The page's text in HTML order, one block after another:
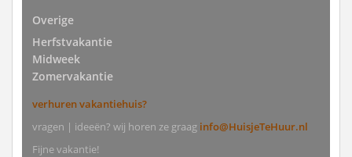
Overige
Herfstvakantie
Midweek
Zomervakantie
verhuren vakantiehuis?
vragen | ideeën? wij horen ze graag info@HuisjeTeHuur.nl
Fijne vakantie!